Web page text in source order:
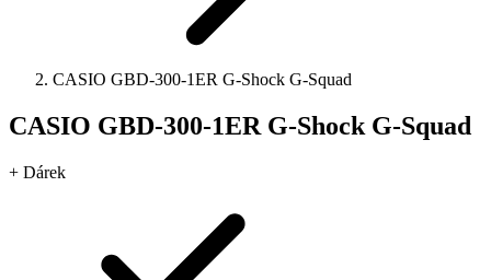
CASIO GBD-300-1ER G-Shock G-Squad
CASIO GBD-300-1ER G-Shock G-Squad
+ Dárek